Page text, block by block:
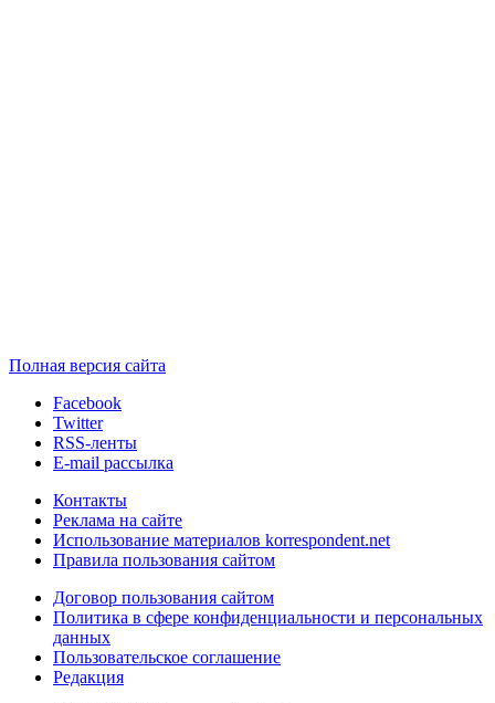
Полная версия сайта
Facebook
Twitter
RSS-ленты
E-mail рассылка
Контакты
Реклама на сайте
Использование материалов korrespondent.net
Правила пользования сайтом
Договор пользования сайтом
Политика в сфере конфиденциальности и персональных
данных
Пользовательское соглашение
Редакция